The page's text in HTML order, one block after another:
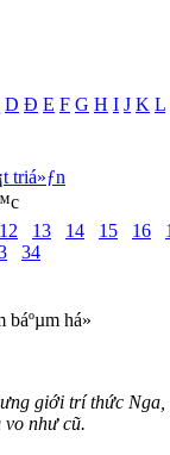
D Đ E F G H I J K L
triá»ƒn
12 13 14 15 16
34
há»
giới trí thức
vo như cũ.